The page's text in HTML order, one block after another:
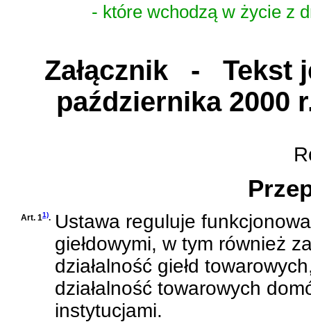
- które wchodzą w życie z
Załącznik- Tekst
października 2000
Art. 11). Ustawa reguluje
giełdowymi, w tym również
działalność giełd
działalność towarowych
instytucjami.